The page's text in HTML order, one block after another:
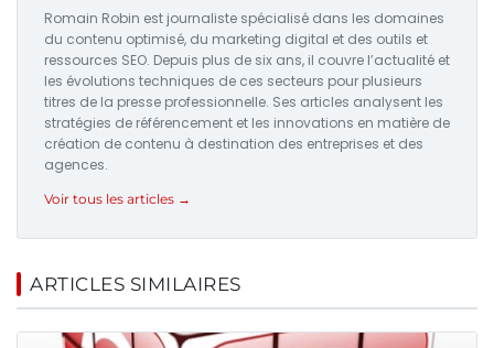
Romain Robin est journaliste spécialisé dans les domaines
du contenu optimisé, du marketing digital et des outils et
ressources SEO. Depuis plus de six ans, il couvre l’actualité et
les évolutions techniques de ces secteurs pour plusieurs
titres de la presse professionnelle. Ses articles analysent les
stratégies de référencement et les innovations en matière de
création de contenu à destination des entreprises et des
agences.
Voir tous les articles →
ARTICLES SIMILAIRES